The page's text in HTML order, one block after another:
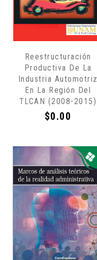
Reestructuración
Productiva De La
Industria Automotriz
En La Región Del
TLCAN (2008-2015)
Precio
$0.00